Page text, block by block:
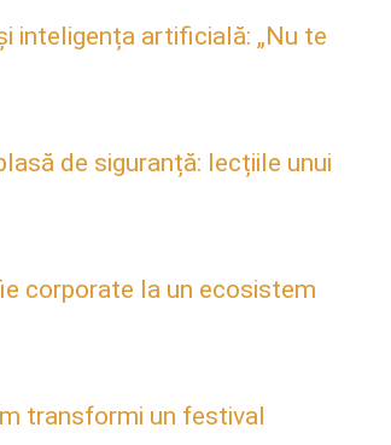
inteligența artificială: „Nu te
de siguranță: lecțiile unui
corporate la un ecosistem
transformi un festival